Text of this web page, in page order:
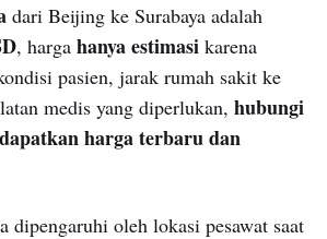
dari Beijing ke Surabaya adalah
, harga hanya estimasi karena
pasien, jarak rumah sakit ke
medis yang diperlukan, hubungi
harga terbaru dan
dipengaruhi oleh lokasi pesawat saat